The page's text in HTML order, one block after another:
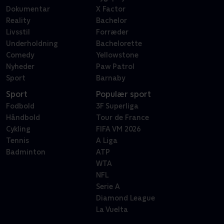
Dokumentar
Reality
Livsstil
Underholdning
Comedy
Nyheder
Sport
X Factor
Bachelor
Forræder
Bachelorette
Yellowstone
Paw Patrol
Barnaby
Sport
Fodbold
Håndbold
Cykling
Tennis
Badminton
Populær sport
3F Superliga
Tour de France
FIFA VM 2026
A Liga
ATP
WTA
NFL
Serie A
Diamond League
La Vuelta